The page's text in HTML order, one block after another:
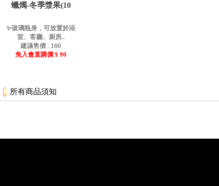
蠟燭-冬季漿果(10
✨玻璃瓶身，可放置於浴
室、客廳、廚房..
建議售價 : 160
免入會直購價 $ 90
所有商品須知